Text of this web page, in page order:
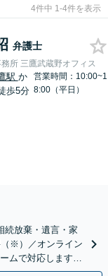
4件中 1-4件を表示
弁護士
所 三鷹武蔵野オフィス
駅 か
歩5分
営業時間：10:00~1
8:00（平日）
続放棄・遺言・家
※）／オンライン
ムで対応します※
います